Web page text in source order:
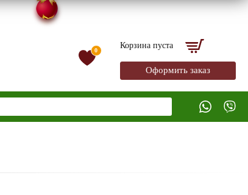
0
Корзина пуста
Оформить заказ